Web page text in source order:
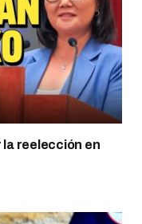
la reelección en